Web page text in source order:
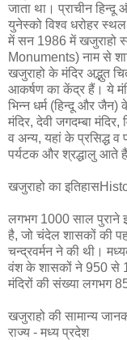
जाता था। प्राचीन
युनेस्को विश्व धरोहर
में सन 1986 में खजुराहो
Monuments) नाम से
खजुराहो के मंदिर अद्भुत
आकर्षण का केंद्र हैं। ये
भिन्न धर्म (हिन्दू और जैन)
मंदिर, देवी जगदम्‍बा मंदिर,
व अन्‍य, यहां के प्रसिद्ध
पर्यटक और श्रद्धालु आते
खजुराहो का
लगभग 1000 साल पुराने
है, जो चंदेल शासकों की
चन्द्रवर्मन ने की थी।
वंश के शासकों ने 950 से
मंदिरों की संख्या लगभग
खजुराहो की सामान्य
राज्य - मध्य प्रदेश